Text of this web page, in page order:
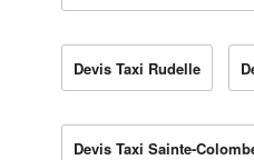
Devis Taxi Rudelle
Devis Taxi Sainte-